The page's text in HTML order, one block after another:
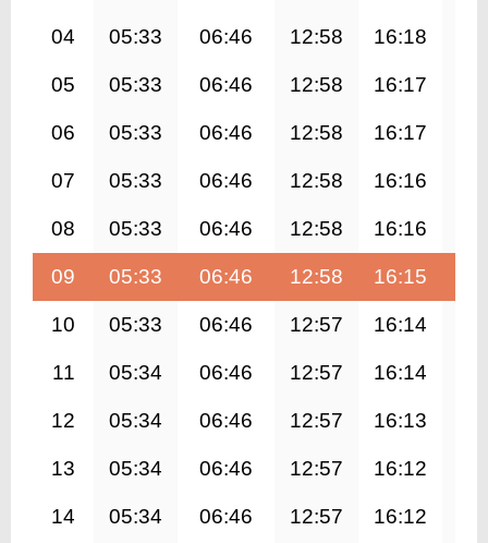
04 05:33 06:46 12:58 16:18
05 05:33 06:46 12:58 16:17
06 05:33 06:46 12:58 16:17
07 05:33 06:46 12:58 16:16
08 05:33 06:46 12:58 16:16
09 05:33 06:46 12:58 16:15
10 05:33 06:46 12:57 16:14
11 05:34 06:46 12:57 16:14
12 05:34 06:46 12:57 16:13
13 05:34 06:46 12:57 16:12
14 05:34 06:46 12:57 16:12